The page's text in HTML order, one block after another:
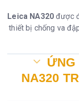
Leica NA320 được
thiết bị chống va
ỨNG
NA320